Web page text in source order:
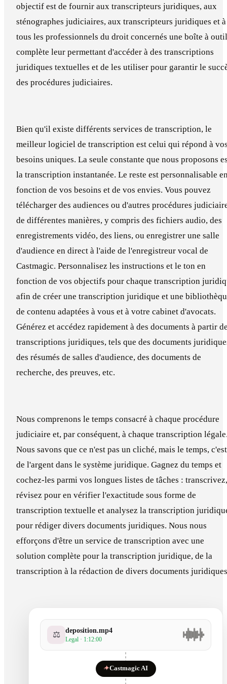
objectif est de fournir aux transcripteurs juridiques, aux
sténographes judiciaires, aux transcripteurs juridiques et à
tous les professionnels du droit concernés une boîte à
complète leur permettant d'accéder à des transcriptions
juridiques textuelles et de les utiliser pour garantir le
des procédures judiciaires.
Bien qu'il existe différents services de transcription, le
meilleur logiciel de transcription est celui qui répond à
besoins uniques. La seule constante que nous proposons
la transcription instantanée. Le reste est personnalisable
fonction de vos besoins et de vos envies. Vous pouvez
télécharger des audiences ou d'autres procédures
de différentes manières, y compris des fichiers audio, des
enregistrements vidéo, des liens, ou enregistrer une salle
d'audience en direct à l'aide de l'enregistreur vocal de
Castmagic. Personnalisez les instructions et le ton en
fonction de vos objectifs pour chaque transcription
afin de créer une transcription juridique et une
de contenu adaptées à vous et à votre cabinet d'avocats.
Générez et accédez rapidement à des documents à partir
transcriptions juridiques, tels que des documents
des résumés de salles d'audience, des documents de
recherche, des preuves, etc.
Nous comprenons le temps consacré à chaque procédure
judiciaire et, par conséquent, à chaque transcription
Nous savons que ce n'est pas un cliché, mais le temps, c'est
de l'argent dans le système juridique. Gagnez du temps et
cochez-les parmi vos longues listes de tâches : transcrivez,
révisez pour en vérifier l'exactitude sous forme de
transcription textuelle et analysez la transcription
pour rédiger divers documents juridiques. Nous nous
efforçons d'être un service de transcription avec une
solution complète pour la transcription juridique, de la
transcription à la rédaction de divers documents
⚖️ deposition.mp4
Legal · 1:12:00
✦Castmagic AI